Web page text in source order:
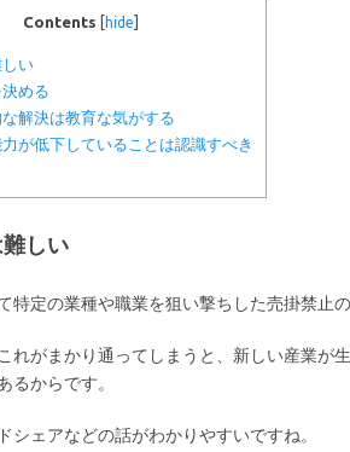
Contents [ hide
い
める
解決は教育な気がする
が低下していることは認識すべき
しい
特定の業種や職業を狙い撃ちした売掛禁止
れがまかり通ってしまうと、新しい産業が
るからです。
シェアなどの話がわかりやすいですね。